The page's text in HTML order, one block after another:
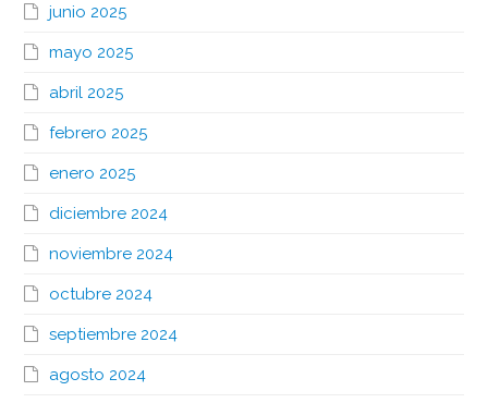
junio 2025
mayo 2025
abril 2025
febrero 2025
enero 2025
diciembre 2024
noviembre 2024
octubre 2024
septiembre 2024
agosto 2024